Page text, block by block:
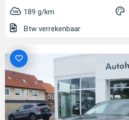
189 g/km
Btw verrekenbaar